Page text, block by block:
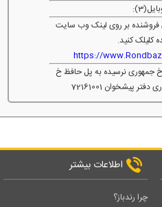
فروشنده بر روی لینک وب سایت
کلیلک کنید.
https://
خ جمهوری نرسیده به پل حافظ خ
پیشخوان 72161001
اطلاعات بیشتر
چرا رندباز؟